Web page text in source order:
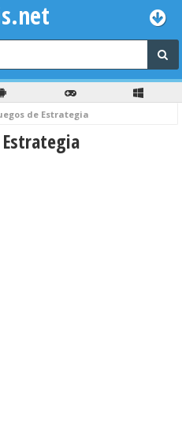
de Estrategia